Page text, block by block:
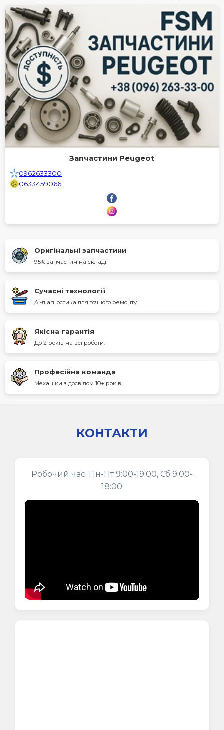
Запчастини Peugeot
0962633300
0633459066
Оригінальні запчастини
95% запчастин на складі.
Сучасні технології
AI-діагностика для точного ремонту.
Якісна гарантія
До 2 років на всі роботи.
Професійна команда
Механіки з досвідом 10+ років.
КОНТАКТИ
Робочий час: Пн-Пт 9:00-19:00, Сб 9:00-
18:00